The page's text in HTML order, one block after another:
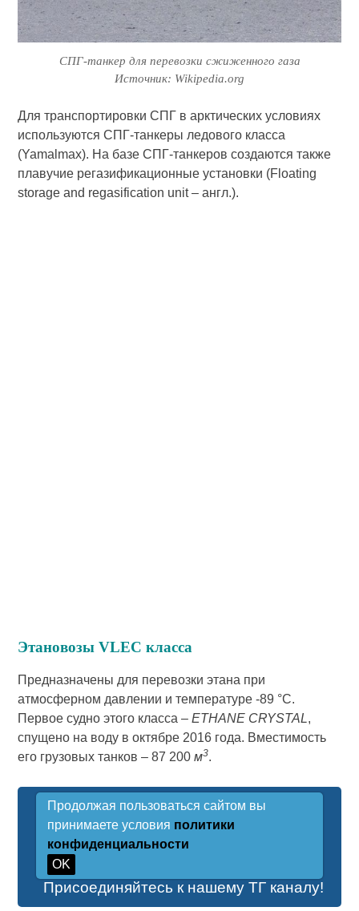
СПГ-танкер для перевозки сжиженного газа
Источник: Wikipedia.org
Для транспортировки СПГ в арктических условиях
используются СПГ-танкеры ледового класса
(Yamalmax). На базе СПГ-танкеров создаются также
плавучие регазификационные установки (Floating
storage and regasification unit – англ.).
Этановозы VLEC класса
Предназначены для перевозки этана при
атмосферном давлении и температуре -89 °C.
Первое судно этого класса –ETHANE CRYSTAL,
спущено на воду в октябре 2016 года. Вместимость
его грузовых танков – 87 200м3.
Присоединяйтесь к нашему ТГ каналу!
Продолжая пользоваться сайтом вы
принимаете условия политики
конфиденциальности
OK